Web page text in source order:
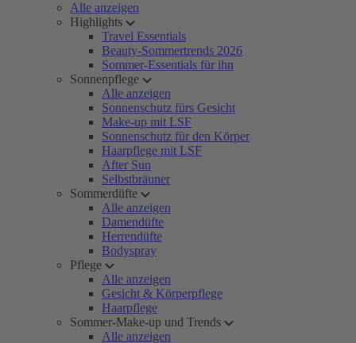
Alle anzeigen
Highlights
Travel Essentials
Beauty-Sommertrends 2026
Sommer-Essentials für ihn
Sonnenpflege
Alle anzeigen
Sonnenschutz fürs Gesicht
Make-up mit LSF
Sonnenschutz für den Körper
Haarpflege mit LSF
After Sun
Selbstbräuner
Sommerdüfte
Alle anzeigen
Damendüfte
Herrendüfte
Bodyspray
Pflege
Alle anzeigen
Gesicht & Körperpflege
Haarpflege
Sommer-Make-up und Trends
Alle anzeigen